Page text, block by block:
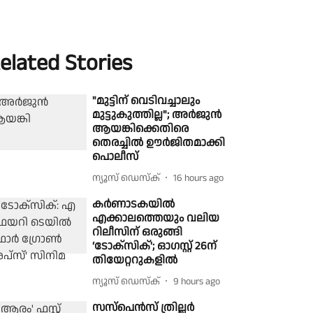
Stories
"മുട്ടിന് വെടിവച്ചാലും
മുട്ടുകുത്തില്ല"; അർജുൻ
ആയങ്കിക്കെതിരെ
തെരച്ചിൽ ഊർജിതമാക്കി
പൊലീസ്
ന്യൂസ് ഡെസ്ക് 16 hours ago
കർണാടകയിൽ
എക്കാലത്തെയും വലിയ
റിലീസിന് ഒരുങ്ങി
‘ടോക്സിക്'; ഓഗസ്റ്റ് 26ന്
തിയേറ്ററുകളിൽ
ന്യൂസ് ഡെസ്ക് 9 hours ago
സസ്‌പെൻസ് ത്രില്ലർ